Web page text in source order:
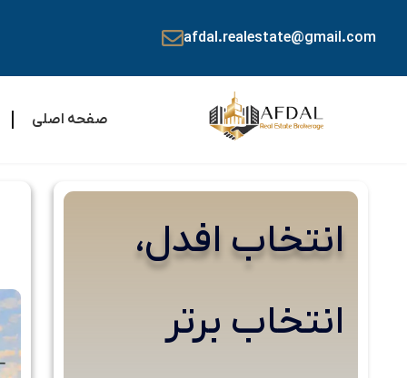
afdal.realestate@gmail.com
صفحه اصلی
انتخاب افدل،
انتخاب برتر